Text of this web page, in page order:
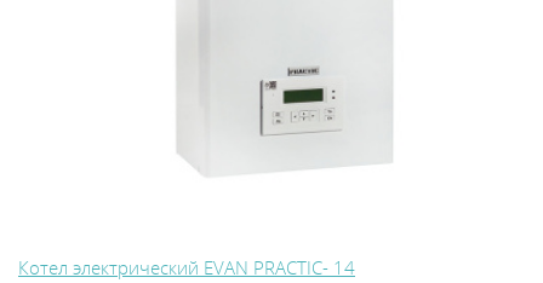
Котел электрический EVAN PRACTIC- 14